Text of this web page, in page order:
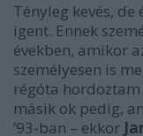
Tényleg kevés,
igent. Ennek
években, amikor
személyesen is
régóta
másik ok pedig,
’93-ban – ekkor